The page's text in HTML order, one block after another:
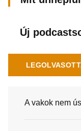
Új
A vakok nem